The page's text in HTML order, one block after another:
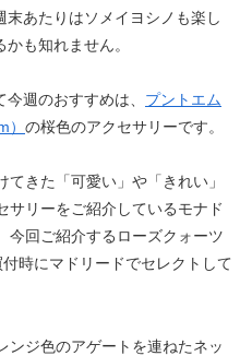
末あたりはソメイヨシノも楽し
かも知れません。
今週のおすすめは、 プントエム
） の桜色のアクセサリーです。
きた「可愛い」や「きれい」
サリーをご紹介しているモナド
今回ご紹介するローズクォーツ
時にマドリードでセレクトして
ンジ色のアゲートを連ねたネッ